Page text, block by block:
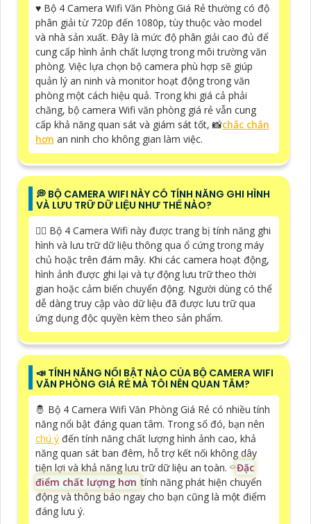
♥️ Bộ 4 Camera Wifi Văn Phòng Giá Rẻ thường có độ
phân giải từ 720p đến 1080p, tùy thuộc vào model
và nhà sản xuất. Đây là mức độ phân giải cao đủ để
cung cấp hình ảnh chất lượng trong môi trường văn
phòng. Việc lựa chọn bộ camera phù hợp sẽ giúp
quản lý an ninh và monitor hoạt động trong văn
phòng một cách hiệu quả. Trong khi giá cả phải
chăng, bộ camera Wifi văn phòng giá rẻ vẫn cung
cấp khả năng quan sát và giám sát tốt, 📸chắc chắn
hơn an ninh cho không gian làm việc.
️💭 BỘ CAMERA WIFI NÀY CÓ TÍNH NĂNG GHI HÌNH
VÀ LƯU TRỮ DỮ LIỆU NHƯ THẾ NÀO?
❤️‍💋‍ Bộ 4 Camera Wifi này được trang bị tính năng ghi
hình và lưu trữ dữ liệu thông qua ổ cứng trong máy
chủ hoặc trên đám mây. Khi các camera hoạt động,
hình ảnh được ghi lại và tự động lưu trữ theo thời
gian hoặc cảm biến chuyển động. Người dùng có thể
dễ dàng truy cập vào dữ liệu đã được lưu trữ qua
ứng dụng độc quyền kèm theo sản phẩm.
📣 TÍNH NĂNG NỔI BẬT NÀO CỦA BỘ CAMERA WIFI
VĂN PHÒNG GIÁ RẺ MÀ TÔI NÊN QUAN TÂM?
🤴 Bộ 4 Camera Wifi Văn Phòng Giá Rẻ có nhiều tính
năng nổi bật đáng quan tâm. Trong số đó, bạn nên
chú ý đến tính năng chất lượng hình ảnh cao, khả
năng quan sát ban đêm, hỗ trợ kết nối không dây
tiện lợi và khả năng lưu trữ dữ liệu an toàn. ⌔Đặc
điểm chất lượng hơn tính năng phát hiện chuyển
động và thông báo ngay cho bạn cũng là một điểm
đáng lưu ý.